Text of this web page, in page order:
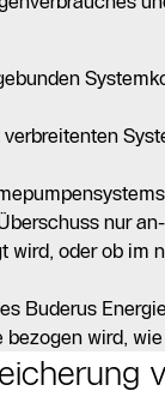
nur
wird, oder ob im
Buderus
bezogen wird,